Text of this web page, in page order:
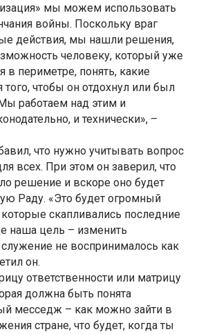
мы можем использовать
войны. Поскольку враг
действия, мы нашли решения,
человеку, который уже
в периметре, понять, какие
того, чтобы он отдохнул или был
работаем над этим и
и технически», –
что нужно учитывать вопрос
всех. При этом он заверил, что
решение и вскоре оно будет
Раду. «Это будет огромный
скапливались последние
наша цель – изменить
не воспринималось как
он.
ответственности или матрицу
должна быть понята
месседж – как можно зайти в
стране, что будет, когда ты